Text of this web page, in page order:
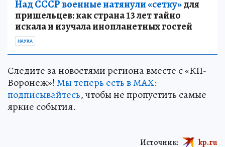
Над СССР военные натянули «сетку»для
пришельцев: как страна 13 лет тайно
искала и изучала инопланетных гостей
НАУКА
Следите за новостями региона вместе с «КП-
Воронеж»!Мы теперь есть в МАХ:
подписывайтесь, чтобы не пропустить самые
яркие события.
Источник: kp.ru